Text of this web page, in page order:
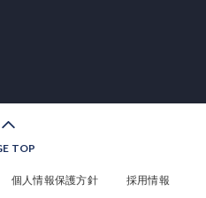
TOP
個人情報保護方針 採用情報